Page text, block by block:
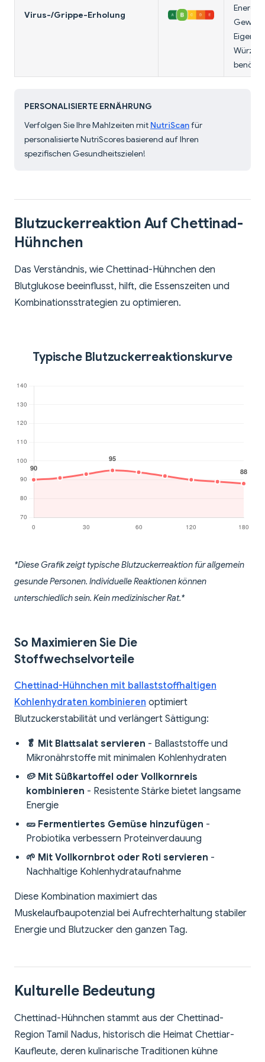
Virus-/Grippe-Erholung
PERSONALISIERTE ERNÄHRUNG
Verfolgen Sie Ihre Mahlzeiten mit NutriScanfür
personalisierte NutriScores basierend auf Ihren
spezifischen Gesundheitszielen!
Blutzuckerreaktion Auf Chettinad-
Hühnchen
Das Verständnis, wie Chettinad-Hühnchen den
Blutglukose beeinflusst, hilft, die Essenszeiten und
Kombinationsstrategien zu optimieren.
Typische Blutzuckerreaktionskurve
*Diese Grafik zeigt typische Blutzuckerreaktion für allgemein
gesunde Personen. Individuelle Reaktionen können
unterschiedlich sein. Kein medizinischer Rat.*
So Maximieren Sie Die
Stoffwechselvorteile
Chettinad-Hühnchen mit ballaststoffhaltigen
Kohlenhydraten kombinieren optimiert
Blutzuckerstabilität und verlängert Sättigung:
🥬 Mit Blattsalat servieren - Ballaststoffe und
Mikronährstoffe mit minimalen Kohlenhydraten
🥔 Mit Süßkartoffel oder Vollkornreis
kombinieren - Resistente Stärke bietet langsame
Energie
🥒 Fermentiertes Gemüse hinzufügen -
Probiotika verbessern Proteinverdauung
🌱 Mit Vollkornbrot oder Roti servieren -
Nachhaltige Kohlenhydrataufnahme
Diese Kombination maximiert das
Muskelaufbaupotenzial bei Aufrechterhaltung stabiler
Energie und Blutzucker den ganzen Tag.
Kulturelle Bedeutung
Chettinad-Hühnchen stammt aus der Chettinad-
Region Tamil Nadus, historisch die Heimat Chettiar-
Kaufleute, deren kulinarische Traditionen kühne